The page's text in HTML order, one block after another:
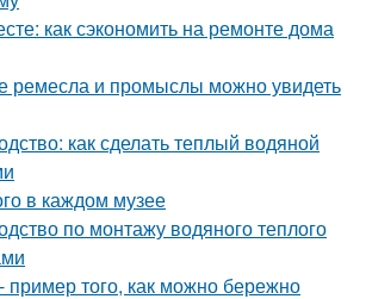
как сэкономить на ремонте дома
ремесла и промыслы можно увидеть
как сделать теплый водяной
в каждом музее
по монтажу водяного теплого
пример того, как можно бережно